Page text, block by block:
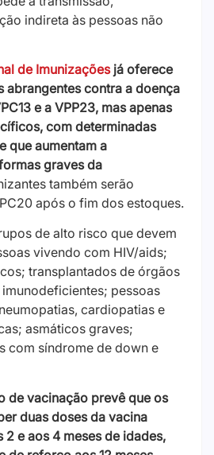
indireta às pessoas não
de Imunizaçõesjá oferece
abrangentes contra a doença
e a VPP23, mas apenas
com determinadas
que aumentam a
graves da
também serão
após o fim dos estoques.
de alto risco que devem
vivendo com HIV/aids;
transplantados de órgãos
pessoas
cardiopatias e
asmáticos graves;
com síndrome de down e
de vacinação prevê que os
duas doses da vacina
e aos 4 meses de idades,